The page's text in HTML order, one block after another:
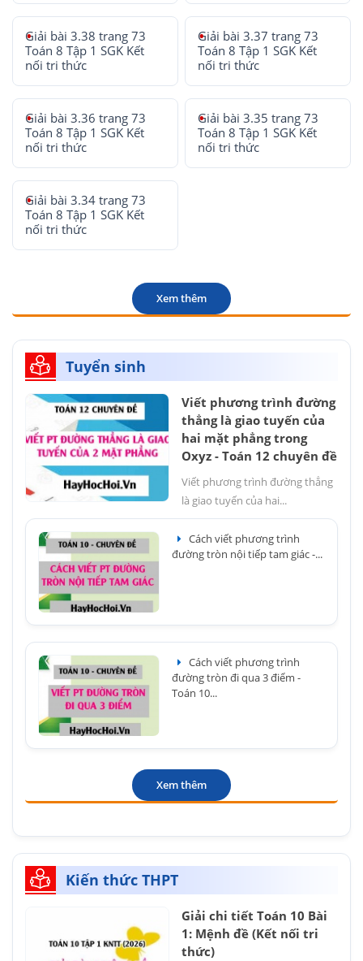
Giải bài 3.38 trang 73
Toán 8 Tập 1 SGK Kết
nối tri thức
Giải bài 3.37 trang 73
Toán 8 Tập 1 SGK Kết
nối tri thức
Giải bài 3.36 trang 73
Toán 8 Tập 1 SGK Kết
nối tri thức
Giải bài 3.35 trang 73
Toán 8 Tập 1 SGK Kết
nối tri thức
Giải bài 3.34 trang 73
Toán 8 Tập 1 SGK Kết
nối tri thức
Xem thêm
Tuyển sinh
Viết phương trình đường
thẳng là giao tuyến của
hai mặt phẳng trong
Oxyz - Toán 12 chuyên đề
Viết phương trình đường thẳng
là giao tuyến của hai...
Cách viết phương trình
đường tròn nội tiếp tam giác -...
Cách viết phương trình
đường tròn đi qua 3 điểm -
Toán 10...
Xem thêm
Kiến thức THPT
Giải chi tiết Toán 10 Bài
1: Mệnh đề (Kết nối tri
thức)